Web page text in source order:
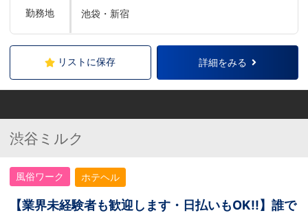
勤務地 池袋・新宿
リストに保存 詳細をみる
渋谷ミルク
風俗ワーク ホテヘル
【業界未経験者も歓迎します・日払いもOK!!】誰で